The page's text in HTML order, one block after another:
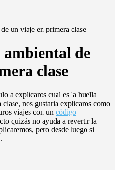
un viaje en primera clase
ambiental de
clase
a explicaros cual es la huella
nos gustaria explicaros como
viajes con un código
quizás no ayuda a revertir la
pero desde luego si